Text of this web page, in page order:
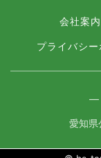
会社案内
プライバシ
―
愛知